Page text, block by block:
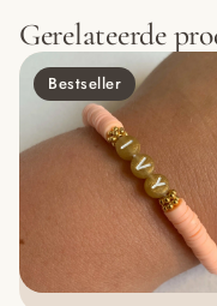
Gerelateerde
Bestseller